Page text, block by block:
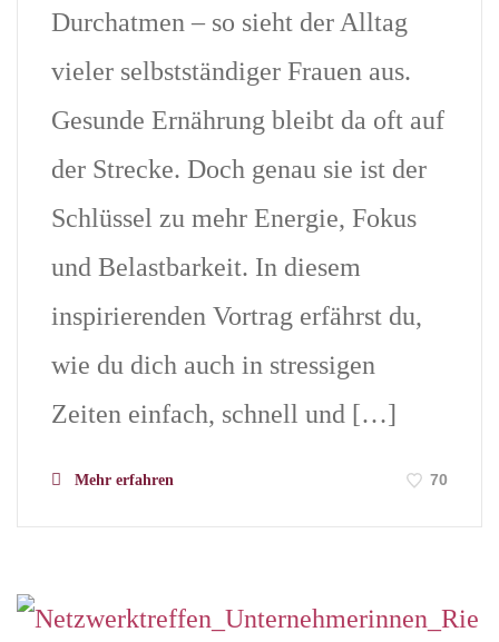
Durchatmen – so sieht der Alltag
vieler selbstständiger Frauen aus.
Gesunde Ernährung bleibt da oft auf
der Strecke. Doch genau sie ist der
Schlüssel zu mehr Energie, Fokus
und Belastbarkeit. In diesem
inspirierenden Vortrag erfährst du,
wie du dich auch in stressigen
Zeiten einfach, schnell und […]
Mehr erfahren 70